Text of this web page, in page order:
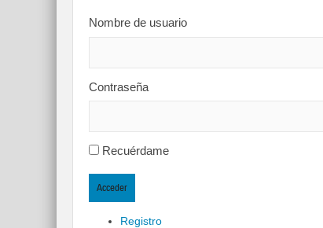
Nombre de usuario
Contraseña
Recuérdame
Acceder
Registro